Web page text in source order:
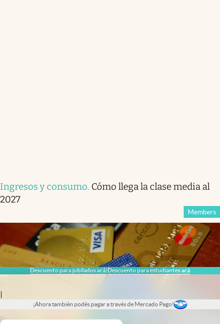
Descuento para jubilados acá|Descuento para estudiantes acá
|
¡Ahora también podés pagar a través de Mercado Pago!
Ingresos y consumo. Cómo llega la clase media al
2027
Members